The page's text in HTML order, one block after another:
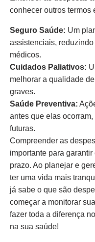
conhecer outros termos
Seguro Saúde: Um
assistenciais,
médicos.
Cuidados Paliativos:
melhorar a qualidade
graves.
Saúde Preventiva:
antes que elas
futuras.
Compreender as
importante para
prazo. Ao planejar e
ter uma vida mais
já sabe o que são
começar a monitorar
fazer toda a diferença
na sua saúde!